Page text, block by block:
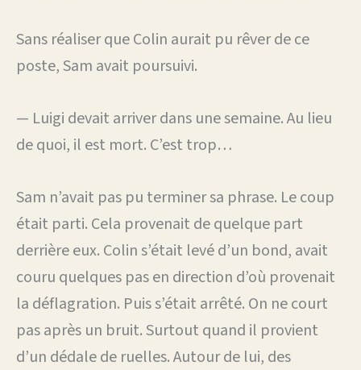
Sans réaliser que Colin aurait pu rêver de ce
poste, Sam avait poursuivi.
— Luigi devait arriver dans une semaine. Au lieu
de quoi, il est mort. C’est trop…
Sam n’avait pas pu terminer sa phrase. Le coup
était parti. Cela provenait de quelque part
derrière eux. Colin s’était levé d’un bond, avait
couru quelques pas en direction d’où provenait
la déflagration. Puis s’était arrêté. On ne court
pas après un bruit. Surtout quand il provient
d’un dédale de ruelles. Autour de lui, des